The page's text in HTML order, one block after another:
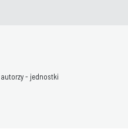
- jednostki